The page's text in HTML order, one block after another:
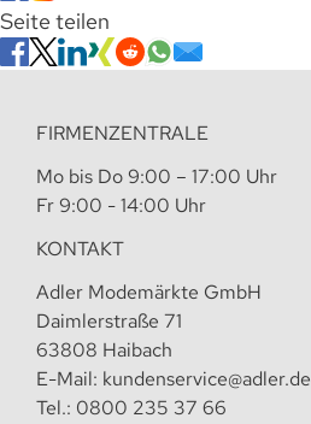
Seite teilen
FIRMENZENTRALE
Mo bis Do 9:00 – 17:00 Uhr
Fr 9:00 - 14:00 Uhr
KONTAKT
Adler Modemärkte GmbH
Daimlerstraße 71
63808 Haibach
E-Mail: kundenservice@adler.de
Tel.: 0800 235 37 66